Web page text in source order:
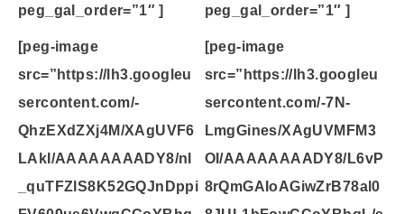
peg_gal_order=”1″ ]
peg_gal_order=”1″ ]
[peg-image
src=”https://lh3.googleu
sercontent.com/-
QhzEXdZXj4M/XAgUVF6
LAkI/AAAAAAAADY8/nI
_quTFZlS8K52GQJnDppi
[peg-image
src=”https://lh3.googleu
sercontent.com/-7N-
LmgGines/XAgUVMFM3
OI/AAAAAAAADY8/L6vP
8rQmGAIoAGiwZrB78al0